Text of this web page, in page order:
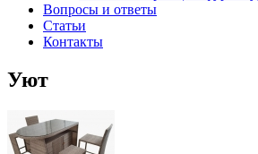
Вопросы и ответы
Статьи
Контакты
Уют